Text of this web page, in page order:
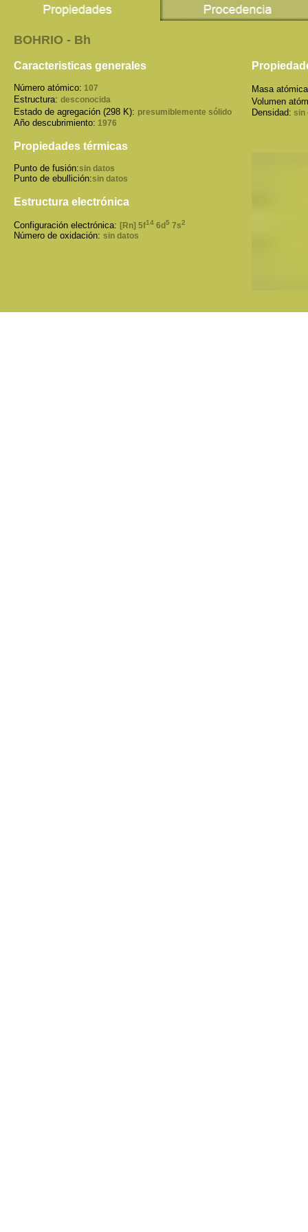
BOHRIO - Bh
Caracteristicas generales
Número atómico: 107
Estructura: desconocida
Estado de agregación (298 K): presumiblemente sólido
Año descubrimiento: 1976
Masa
Volumen
Densidad: sin
Propiedades térmicas
Punto de fusión:sin datos
Punto de ebullición:sin datos
Estructura electrónica
Configuración electrónica: [Rn] 5f14 6d5 7s2
Número de oxidación: sin datos